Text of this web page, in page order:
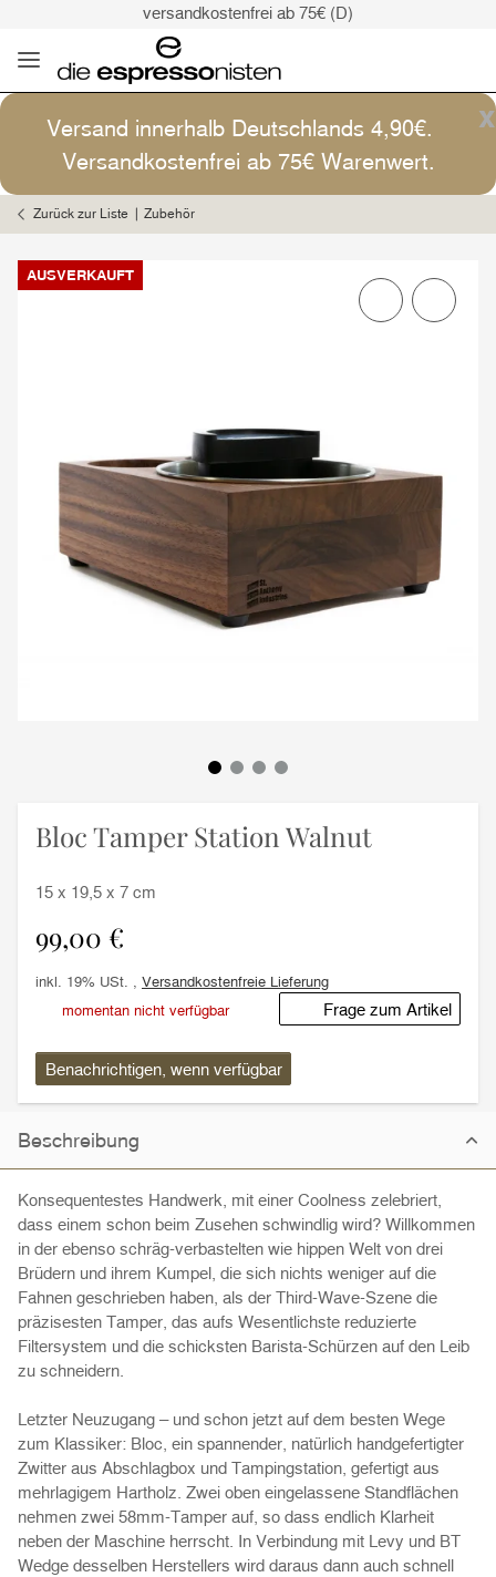
versandkostenfrei ab 75€ (D)
Versand: 4,90€ (D)
versandkostenfrei ab 75€ (D)
Kaffee ist Kunst
x
Versand innerhalb Deutschlands 4,90€.
Versandkostenfrei ab 75€ Warenwert.
Zurück zur Liste Zubehör
AUSVERKAUFT
Bloc Tamper Station Walnut
15 x 19,5 x 7 cm
99,00 €
inkl. 19% USt. , Versandkostenfreie Lieferung
momentan nicht verfügbar
Frage zum Artikel
Benachrichtigen, wenn verfügbar
Beschreibung
Konsequentestes Handwerk, mit einer Coolness zelebriert,
dass einem schon beim Zusehen schwindlig wird? Willkommen
in der ebenso schräg-verbastelten wie hippen Welt von drei
Brüdern und ihrem Kumpel, die sich nichts weniger auf die
Fahnen geschrieben haben, als der Third-Wave-Szene die
präzisesten Tamper, das aufs Wesentlichste reduzierte
Filtersystem und die schicksten Barista-Schürzen auf den Leib
zu schneidern.
Letzter Neuzugang – und schon jetzt auf dem besten Wege
zum Klassiker: Bloc, ein spannender, natürlich handgefertigter
Zwitter aus Abschlagbox und Tampingstation, gefertigt aus
mehrlagigem Hartholz. Zwei oben eingelassene Standflächen
nehmen zwei 58mm-Tamper auf, so dass endlich Klarheit
neben der Maschine herrscht. In Verbindung mit Levy und BT
Wedge desselben Herstellers wird daraus dann auch schnell